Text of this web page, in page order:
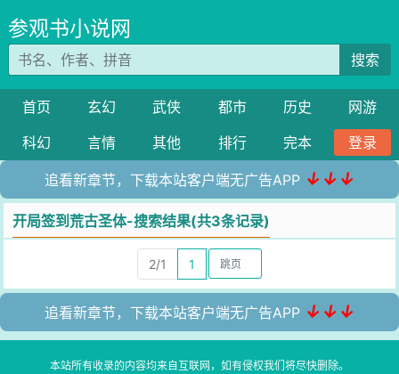
参观书小说网
搜索
首页 玄幻 武侠 都市 历史
网游
科幻
言情 其他 排行 完本 登录
追看新章节，下载本站客户端无广告APP ↓↓↓
开局签到荒古圣体-搜索结果(共3条记录)
2/1 1
追看新章节，下载本站客户端无广告APP ↓↓↓
本站所有收录的内容均来自互联网，如有侵权我们将尽快删除。